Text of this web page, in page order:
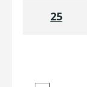
25